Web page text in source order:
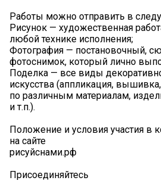
Работы можно отправить в
Рисунок — художественная
любой технике исполнения;
Фотография — постановочный,
фотоснимок, который лично
Поделка — все виды
искусства (аппликация,
по различным материалам,
и т.п.).
Положение и условия участия в
на сайте
рисуйснами.рф
Присоединяйтесь